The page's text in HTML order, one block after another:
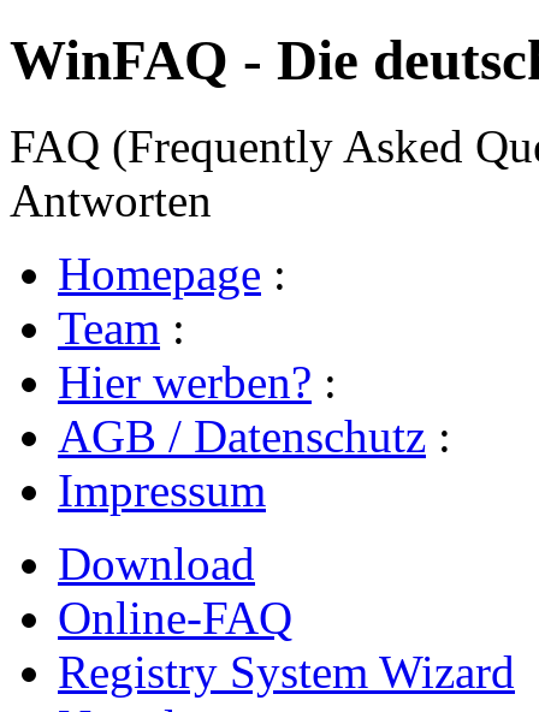
WinFAQ - Die
FAQ (Frequently Asked
Antworten
Homepage :
Team :
Hier werben? :
AGB / Datenschutz :
Impressum
Download
Online-FAQ
Registry System Wizard